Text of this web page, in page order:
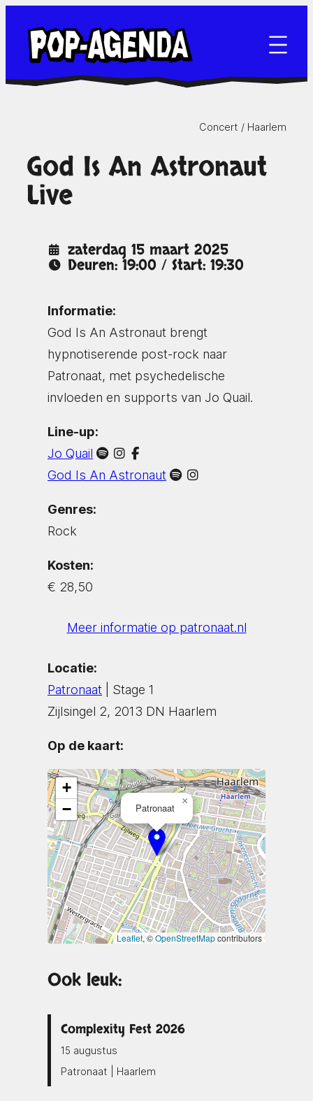
naar
inhoud
Concert / Haarlem
God Is An Astronaut
Live
zaterdag 15 maart 2025
Deuren: 19:00 / Start: 19:30
Informatie:
God Is An Astronaut brengt
hypnotiserende post-rock naar
Patronaat, met psychedelische
invloeden en supports van Jo Quail.
Line-up:
Jo Quail
God Is An Astronaut
Genres:
Rock
Kosten:
€ 28,50
Meer informatie op patronaat.nl
Locatie:
Patronaat | Stage 1
Zijlsingel 2, 2013 DN Haarlem
Op de kaart:
Patronaat
×
+
−
Leaflet, ©OpenStreetMapcontributors
Ook leuk:
Complexity Fest 2026
15 augustus
Patronaat | Haarlem